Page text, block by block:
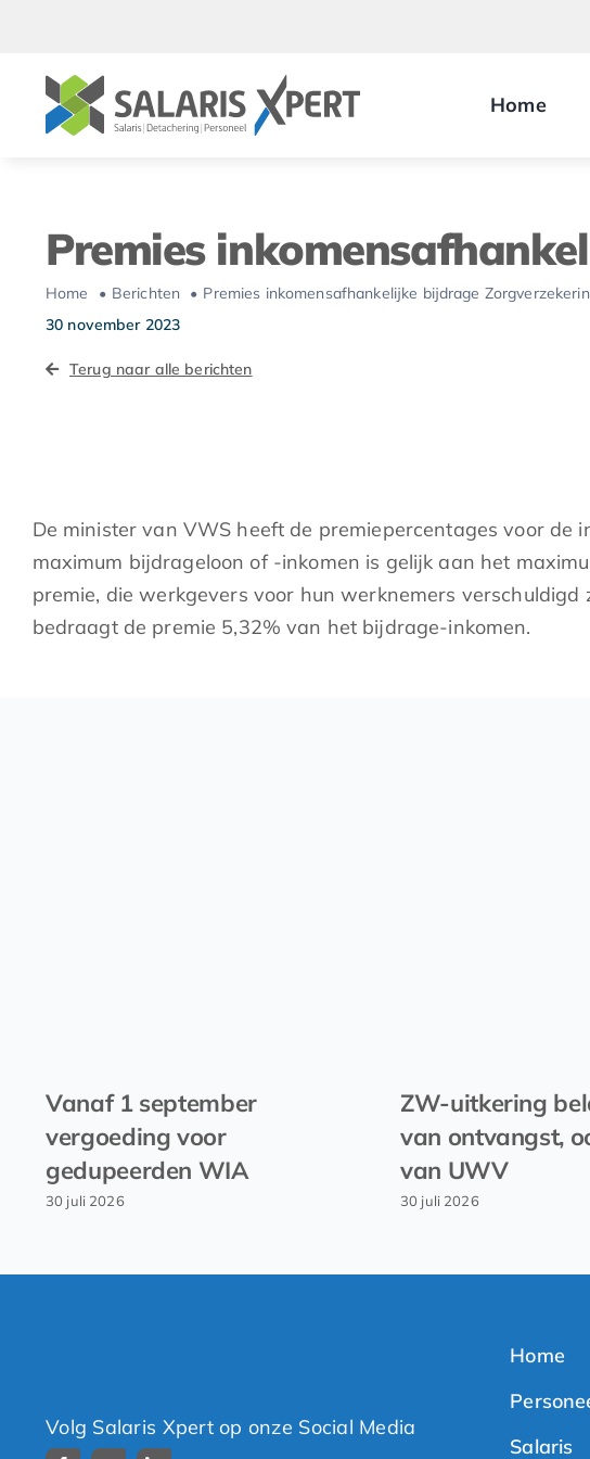
inhoud
Home
Premies
Home Berichten
Premies inkomensafhankelijke bijdrage
30 november 2023
Terug naar alle berichten
De minister van VWS heeft de premiepercentages voor
maximum bijdrageloon of -inkomen is gelijk aan het
premie, die werkgevers voor hun werknemers
bedraagt de premie 5,32% van het bijdrage-inkomen.
Vanaf 1 september
vergoeding voor
gedupeerden WIA
30 juli 2026
ZW-uitkering
van ontvangst,
van UWV
30 juli 2026
Volg Salaris Xpert op onze Social Media
Home
Salaris